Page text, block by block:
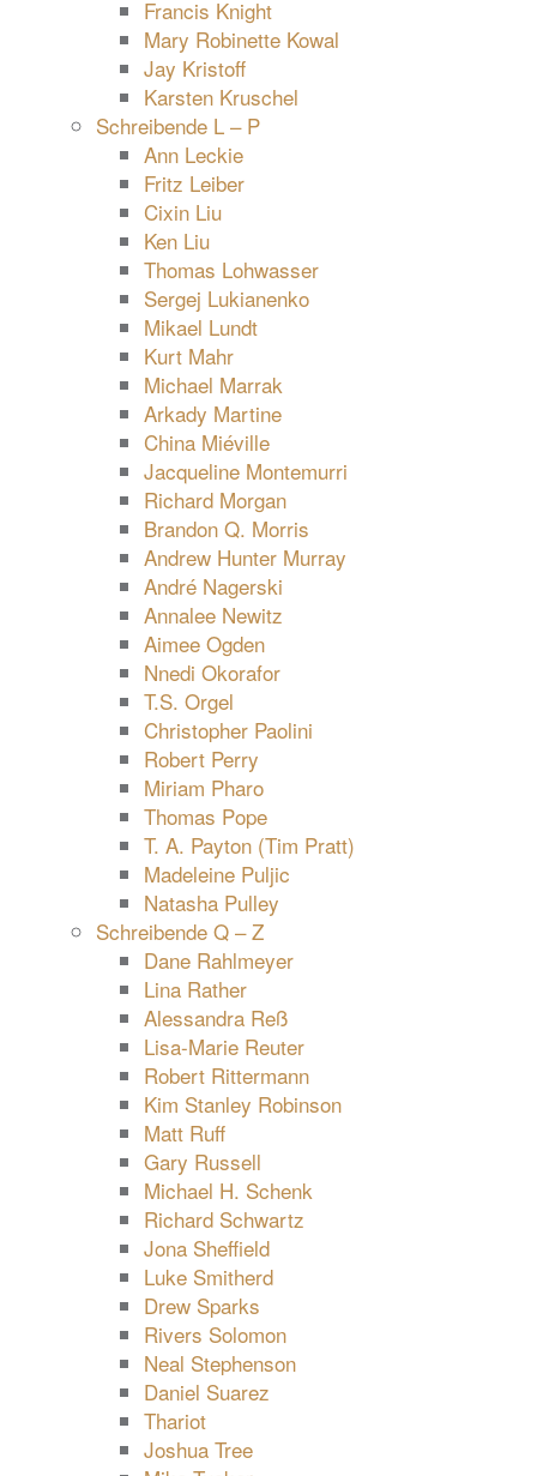
Francis Knight
Mary Robinette Kowal
Jay Kristoff
Karsten Kruschel
Schreibende L – P
Ann Leckie
Fritz Leiber
Cixin Liu
Ken Liu
Thomas Lohwasser
Sergej Lukianenko
Mikael Lundt
Kurt Mahr
Michael Marrak
Arkady Martine
China Miéville
Jacqueline Montemurri
Richard Morgan
Brandon Q. Morris
Andrew Hunter Murray
André Nagerski
Annalee Newitz
Aimee Ogden
Nnedi Okorafor
T.S. Orgel
Christopher Paolini
Robert Perry
Miriam Pharo
Thomas Pope
T. A. Payton (Tim Pratt)
Madeleine Puljic
Natasha Pulley
Schreibende Q – Z
Dane Rahlmeyer
Lina Rather
Alessandra Reß
Lisa-Marie Reuter
Robert Rittermann
Kim Stanley Robinson
Matt Ruff
Gary Russell
Michael H. Schenk
Richard Schwartz
Jona Sheffield
Luke Smitherd
Drew Sparks
Rivers Solomon
Neal Stephenson
Daniel Suarez
Thariot
Joshua Tree